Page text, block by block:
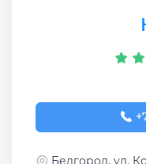
Белгород, ул.